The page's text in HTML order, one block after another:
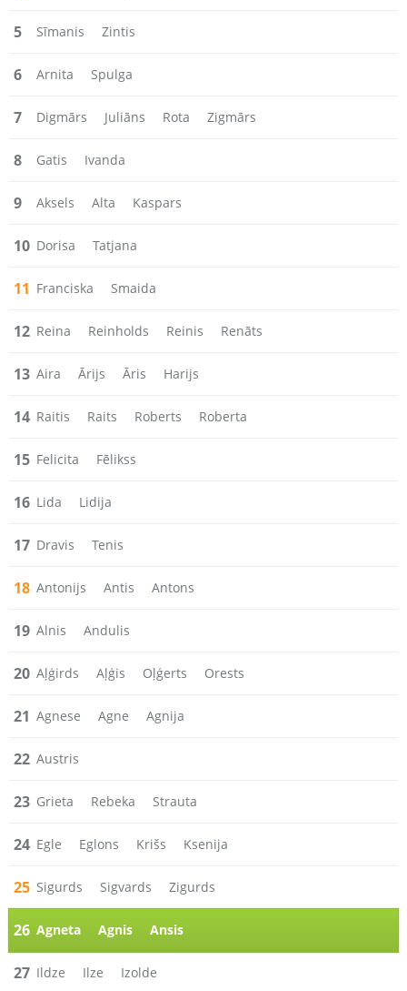
5 Sīmanis Zintis
6 Arnita Spulga
7 Digmārs Juliāns Rota Zigmārs
8 Gatis Ivanda
9 Aksels Alta Kaspars
10 Dorisa Tatjana
11 Franciska Smaida
12 Reina Reinholds Reinis Renāts
13 Aira Ārijs Āris Harijs
14 Raitis Raits Roberts Roberta
15 Felicita Fēlikss
16 Lida Lidija
17 Dravis Tenis
18 Antonijs Antis Antons
19 Alnis Andulis
20 Aļģirds Aļģis Oļģerts Orests
21 Agnese Agne Agnija
22 Austris
23 Grieta Rebeka Strauta
24 Egle Eglons Krišs Ksenija
25 Sigurds Sigvards Zigurds
26 Agneta Agnis Ansis
27 Ildze Ilze Izolde